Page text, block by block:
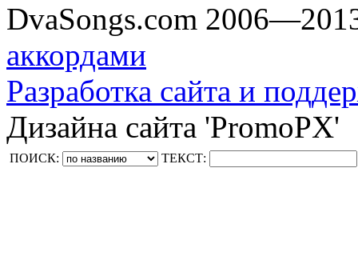
DvaSongs.com
аккордами
Разработка сайта и
Дизайна сайта 'PromoPX'
ПОИСК: ТЕКСТ: